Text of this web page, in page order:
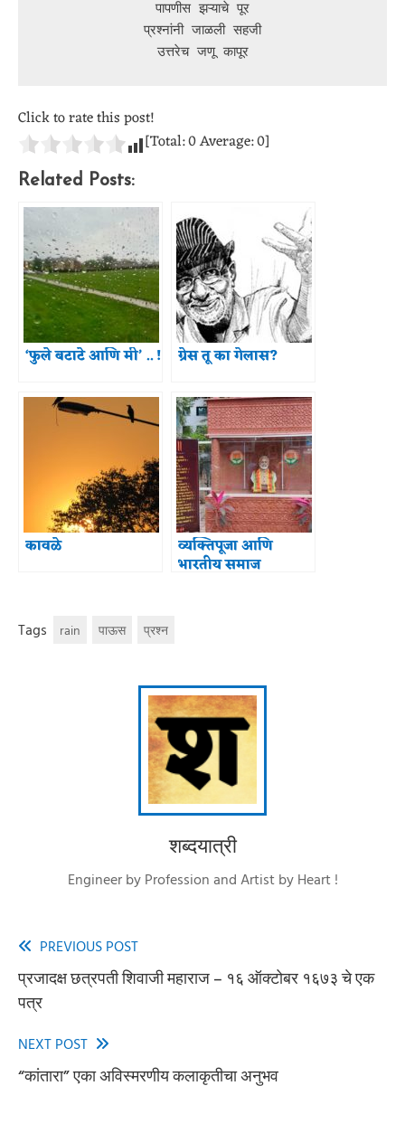
पापणीस झऱ्याचे पूर
प्रश्नांनी जाळली सहजी
उत्तरेच जणू कापूर
Click to rate this post!
[Total:0Average:0]
Related Posts:
‘फुले बटाटे आणि मी’ .. ! ग्रेस तू का गेलास?
कावळे व्यक्तिपूजा आणि
भारतीय समाज
Tags rain पाऊस प्रश्न
शब्दयात्री
Engineer by Profession and Artist by Heart !
Read
more
PREVIOUS POST
प्रजादक्ष छत्रपती शिवाजी महाराज – १६ ऑक्टोबर १६७३ चे एक
पत्र
NEXT POST
“कांतारा” एका अविस्मरणीय कलाकृतीचा अनुभव